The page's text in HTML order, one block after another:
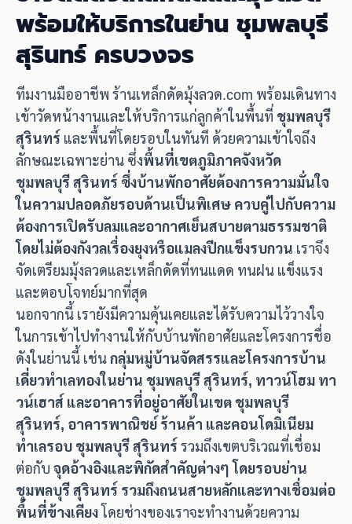
พร้อมให้บริการในย่าน ชุมพลบุรี
สุรินทร์ ครบวงจร
ทีมงานมืออาชีพ ร้านเหล็กดัดมุ้งลวด.com พร้อมเดินทาง
เข้าวัดหน้างานและให้บริการแก่ลูกค้าในพื้นที่ ชุมพลบุรี
สุรินทร์ และพื้นที่โดยรอบในทันที ด้วยความเข้าใจถึง
ลักษณะเฉพาะย่าน ซึ่งพื้นที่เขตภูมิภาคจังหวัด
ชุมพลบุรี สุรินทร์ ซึ่งบ้านพักอาศัยต้องการความมั่นใจ
ในความปลอดภัยรอบด้านเป็นพิเศษ ควบคู่ไปกับความ
ต้องการเปิดรับลมและอากาศเย็นสบายตามธรรมชาติ
โดยไม่ต้องกังวลเรื่องยุงหรือแมลงปีกแข็งรบกวน เราจึง
จัดเตรียมมุ้งลวดและเหล็กดัดที่ทนแดด ทนฝน แข็งแรง
และตอบโจทย์มากที่สุด
นอกจากนี้ เรายังมีความคุ้นเคยและได้รับความไว้วางใจ
ในการเข้าไปทำงานให้กับบ้านพักอาศัยและโครงการชื่อ
ดังในย่านนี้ เช่นกลุ่มหมู่บ้านจัดสรรและโครงการบ้าน
เดี่ยวทำเลทองในย่าน ชุมพลบุรี สุรินทร์, ทาวน์โฮม ทา
วน์เฮาส์ และอาคารที่อยู่อาศัยในเขต ชุมพลบุรี
สุรินทร์, อาคารพาณิชย์ ร้านค้า และคอนโดมิเนียม
ทำเลรอบ ชุมพลบุรี สุรินทร์ รวมถึงเขตบริเวณที่เชื่อม
ต่อกับ จุดอ้างอิงและพิกัดสำคัญต่างๆ โดยรอบย่าน
ชุมพลบุรี สุรินทร์ รวมถึงถนนสายหลักและทางเชื่อมต่อ
พื้นที่ข้างเคียงโดยช่างของเราจะทำงานด้วยความ